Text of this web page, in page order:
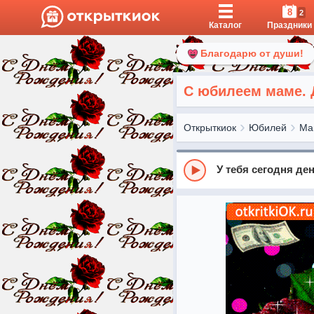
Каталог
8 2
Праздники
Благодарю от души!
С юбилеем маме.
Открыткиок Юбилей
У тебя сегодня